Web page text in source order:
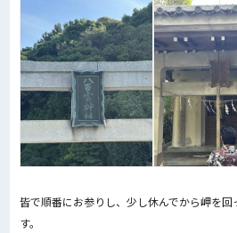
皆で順番にお参りし、少し休んでから岬を
す。